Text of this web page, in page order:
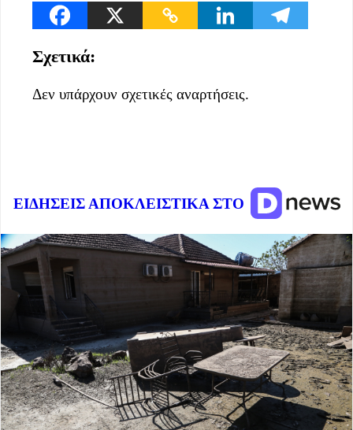
Σχετικά:
Δεν υπάρχουν σχετικές αναρτήσεις.
ΕΙΔΗΣΕΙΣ ΑΠΟΚΛΕΙΣΤΙΚΑ ΣΤΟ